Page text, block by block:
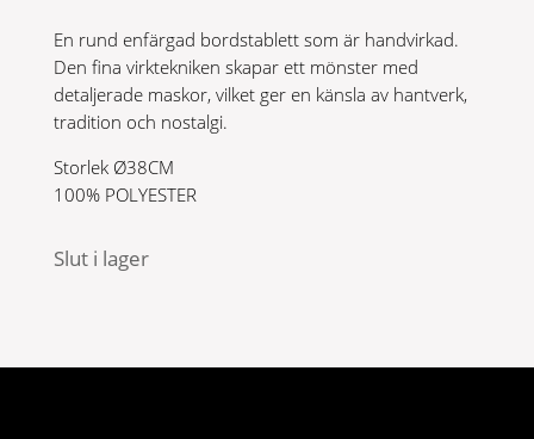
En rund enfärgad bordstablett som är handvirkad.
Den fina virktekniken skapar ett mönster med
detaljerade maskor, vilket ger en känsla av hantverk,
tradition och nostalgi.
Storlek Ø38CM
100% POLYESTER
Slut i lager